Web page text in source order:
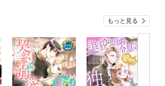
もっと見る